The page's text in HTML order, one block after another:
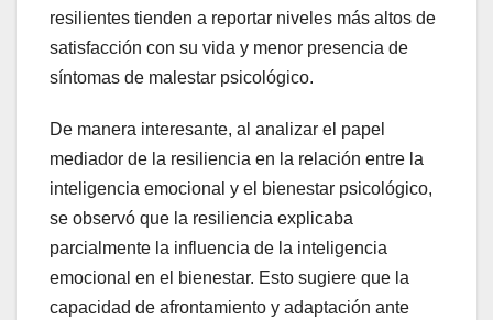
resilientes tienden a reportar niveles más altos de
satisfacción con su vida y menor presencia de
síntomas de malestar psicológico.
De manera interesante, al analizar el papel
mediador de la resiliencia en la relación entre la
inteligencia emocional y el bienestar psicológico,
se observó que la resiliencia explicaba
parcialmente la influencia de la inteligencia
emocional en el bienestar. Esto sugiere que la
capacidad de afrontamiento y adaptación ante